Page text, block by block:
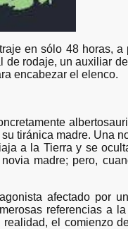
en sólo 48 horas, a
de rodaje, un auxiliar
encabezar el elenco.
tiránica madre. Una
a la Tierra y se
madre; pero,
afectado por
referencias a
el comienzo